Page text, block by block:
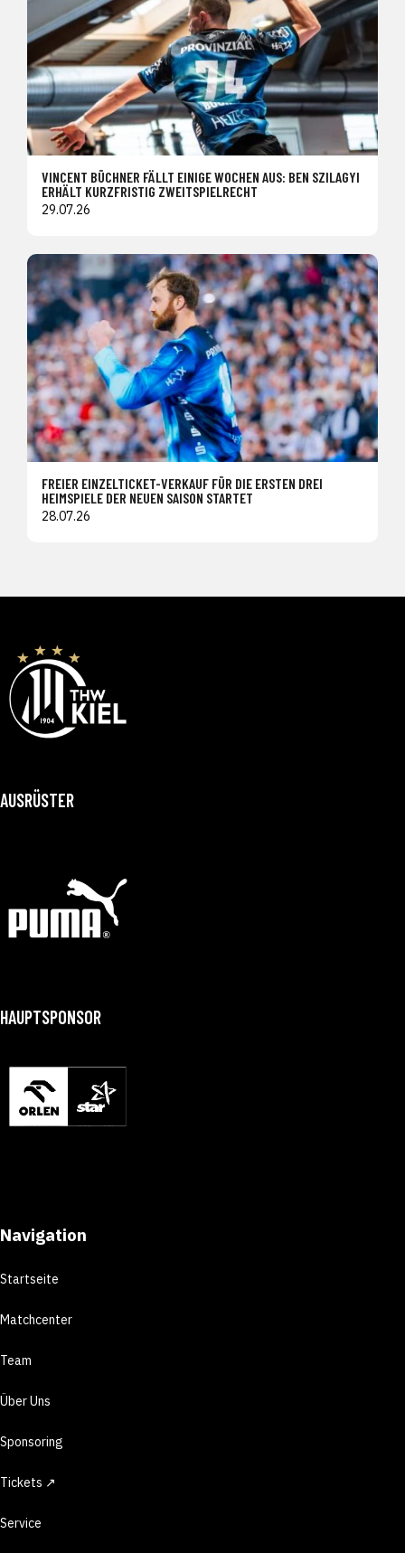
VINCENT BÜCHNER FÄLLT EINIGE WOCHEN AUS: BEN SZILAGYI
ERHÄLT KURZFRISTIG ZWEITSPIELRECHT
29.07.26
FREIER EINZELTICKET-VERKAUF FÜR DIE ERSTEN DREI
HEIMSPIELE DER NEUEN SAISON STARTET
28.07.26
AUSRÜSTER
HAUPTSPONSOR
Navigation
Startseite
Matchcenter
Team
Über Uns
Sponsoring
Tickets ↗
Service